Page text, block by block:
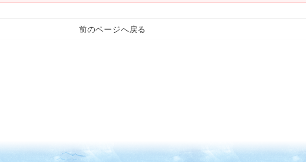
前のページへ戻る